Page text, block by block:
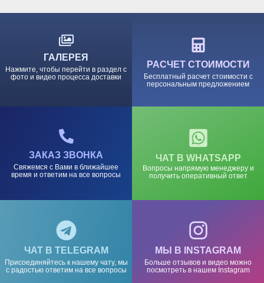
ГАЛЕРЕЯ
Нажмите, чтобы перейти в раздел с
фото и видео процесса доставки
РАСЧЕТ СТОИМОСТИ
Бесплатный расчет стоимости с
персональным предложением
ЗАКАЗ ЗВОНКА
Свяжемся с Вами в ближайшее
время и ответим на все вопросы
ЧАТ В WHATSAPP
Вопросы напрямую менеджеру и
получить оперативный ответ
ЧАТ В TELEGRAM
Присоединяйтесь к нашему чату, мы
с радостью ответим на все вопросы
МЫ В INSTAGRAM
Больше отзывов и видео можно
посмотреть в нашем Instagram